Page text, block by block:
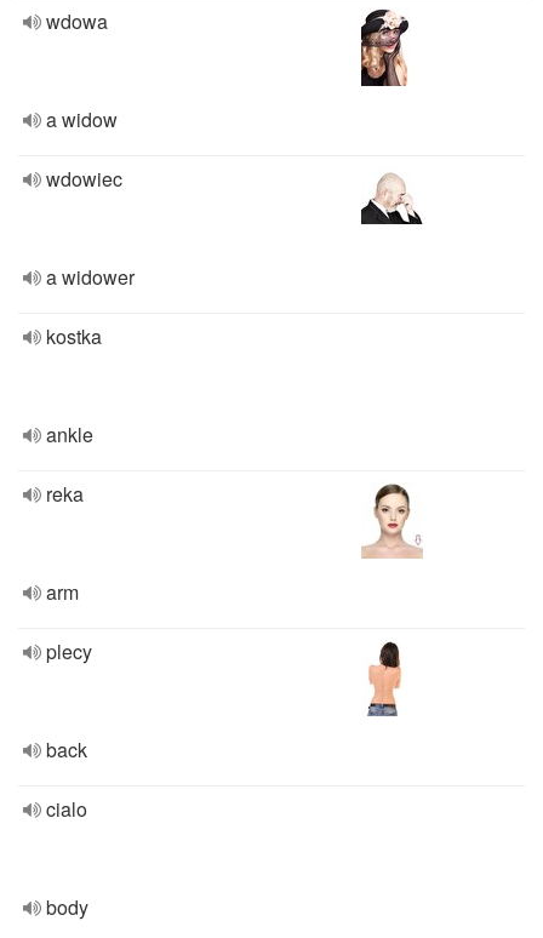
wdowa
a widow
wdowiec
a widower
kostka
ankle
reka
arm
plecy
back
cialo
body